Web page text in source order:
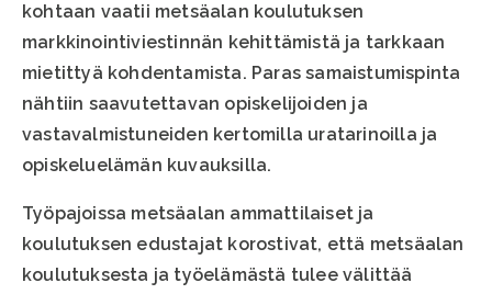
kohtaan vaatii metsäalan koulutuksen
markkinointiviestinnän kehittämistä ja tarkkaan
mietittyä kohdentamista. Paras samaistumispinta
nähtiin saavutettavan opiskelijoiden ja
vastavalmistuneiden kertomilla uratarinoilla ja
opiskeluelämän kuvauksilla.
Työpajoissa metsäalan ammattilaiset ja
koulutuksen edustajat korostivat, että metsäalan
koulutuksesta ja työelämästä tulee välittää